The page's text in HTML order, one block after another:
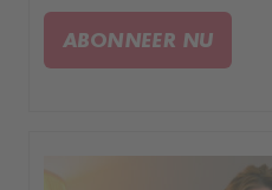
anders, maar iedereen
ABONNEER NU